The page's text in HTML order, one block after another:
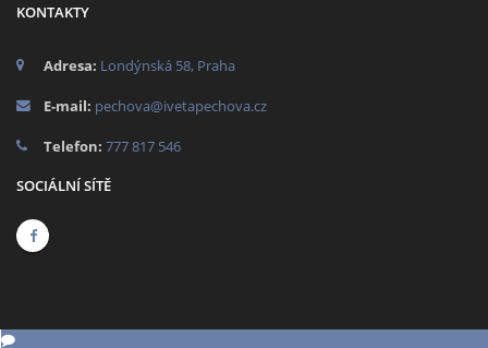
KONTAKTY
Adresa: Londýnská 58, Praha
E-mail: pechova@ivetapechova.cz
Telefon: 777 817 546
SOCIÁLNÍ SÍTĚ